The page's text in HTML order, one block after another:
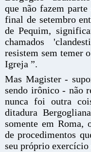
que não fazem
final de setembro
de Pequim,
chamados
resistem sem temer
Igreja ”.
Mas Magister -
sendo irônico - não
nunca foi outra
ditadura
somente em Roma,
de procedimentos
seu próprio exercício